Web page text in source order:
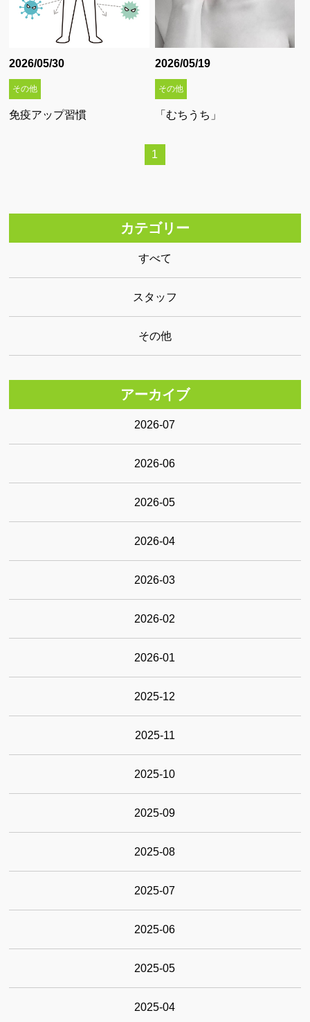
猫背矯正
肩こり改善治療
骨盤矯正
産後の骨盤矯正
（手・肘・腕）の痛み
症状別
施術料金表
よくあるご質問(初めての方へ)
その他 ∨
アクセス
ブログ
2026/05/30
その他
免疫アップ習慣
2026/05/19
その他
「むちうち」
1
カテゴリー
すべて
スタッフ
その他
アーカイブ
2026-07
2026-06
2026-05
2026-04
2026-03
2026-02
2026-01
2025-12
2025-11
2025-10
2025-09
2025-08
2025-07
2025-06
2025-05
2025-04